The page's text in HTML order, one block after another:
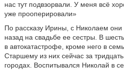
нас тут подвзорвали. У меня всё
уже прооперировали»
По рассказу Ирины, с Николаем они
назад на свадьбе ее сестры. В
в автокатастрофе, кроме него в
Старшему из них сейчас за
городах. Воспитывался Николай в